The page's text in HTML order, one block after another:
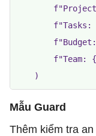
f"Tasks:
f"Team:
Mẫu Guard
Thêm kiểm tra